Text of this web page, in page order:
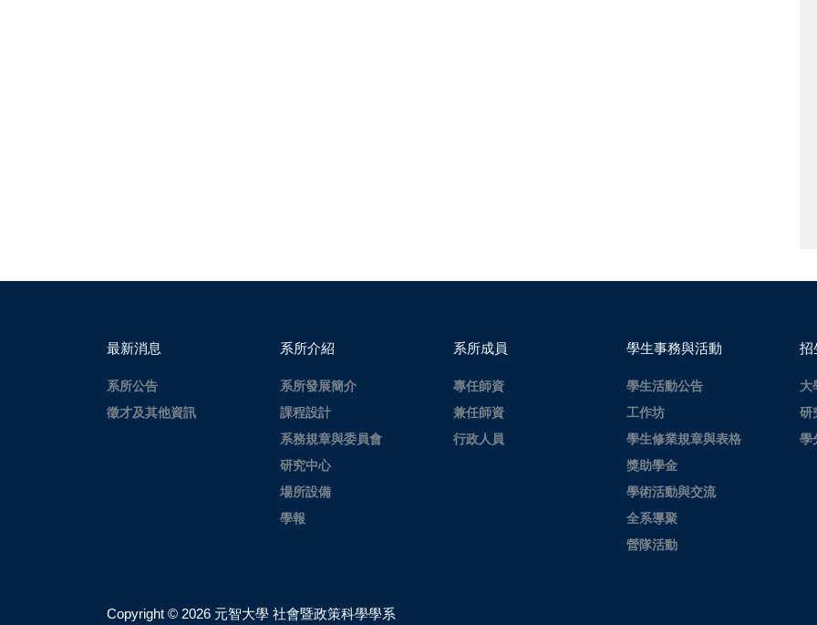
最新消息
系所公告
徵才及其他資訊
系所介紹
系所發展簡介
課程設計
系務規章與委員會
研究中心
場所設備
學報
系所成員
專任師資
兼任師資
行政人員
學生事務與活動
學生活動公告
工作坊
學生修業規章與表格
獎助學金
學術活動與交流
全系導聚
營隊活動
招
大
研
學
Copyright © 2026 元智大學 社會暨政策科學學系